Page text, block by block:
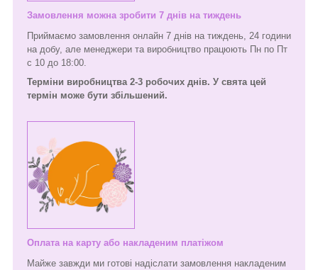
Замовлення можна зробити 7 днів на тиждень
Приймаємо замовлення онлайн 7 днів на тиждень, 24 години
на добу, але менеджери та виробництво працюють Пн по Пт
с 10 до 18:00.
Терміни виробництва 2-3 робочих днів. У свята цей
термін може бути збільшений.
Оплата на карту або накладеним платіжом
Майже завжди ми готові надіслати замовлення накладеним